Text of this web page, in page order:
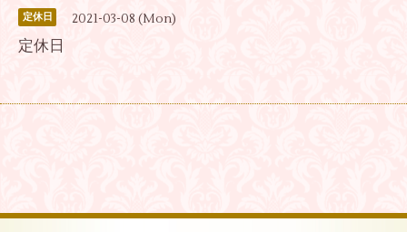
定休日 2021-03-08 (Mon)
定休日